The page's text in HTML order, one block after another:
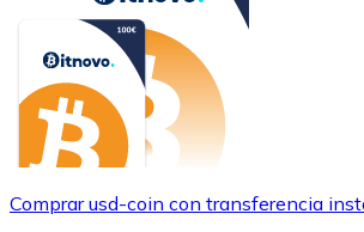
Comprar usd-coin con transferencia